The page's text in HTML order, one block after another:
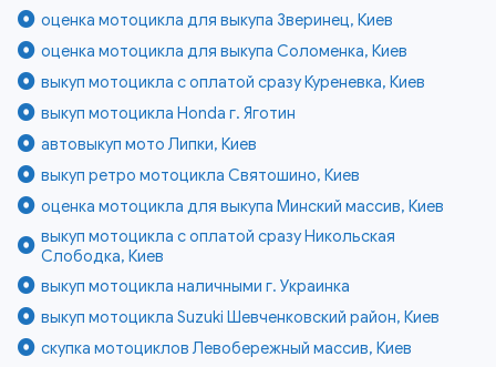
оценка мотоцикла для выкупа Зверинец, Киев
оценка мотоцикла для выкупа Соломенка, Киев
выкуп мотоцикла с оплатой сразу Куреневка, Киев
выкуп мотоцикла Honda г. Яготин
автовыкуп мото Липки, Киев
выкуп ретро мотоцикла Святошино, Киев
оценка мотоцикла для выкупа Минский массив, Киев
выкуп мотоцикла с оплатой сразу Никольская
Слободка, Киев
выкуп мотоцикла наличными г. Украинка
выкуп мотоцикла Suzuki Шевченковский район, Киев
скупка мотоциклов Левобережный массив, Киев